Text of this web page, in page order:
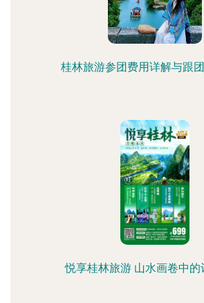
桂林旅游参团费用详解与跟
悦享桂林旅游 山水画卷中的